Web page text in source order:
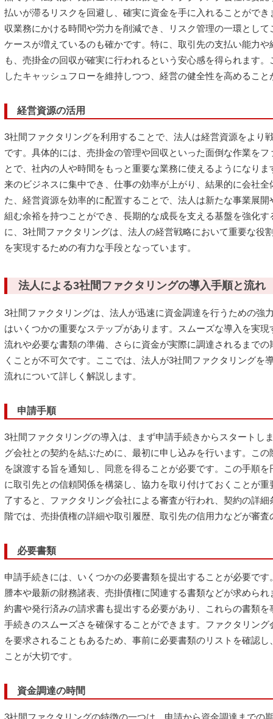
払いが滞るリスクを回避し、確実に資金を手に入れることがで
収業務にかける時間や労力を削減でき、リスク管理の一環とし
ケースが増えているのも確かです。特に、取引先の支払い能力
も、売掛金の回収が確実に行われるという安心感を得られます
したキャッシュフローを維持しつつ、経営の健全性を高めること
経営資源の活用
3社間ファクタリングを利用することで、法人は経営資源をより
です。具体的には、売掛金の管理や回収といった面倒な作業を
とで、社内の人や時間をもっと重要な業務に使えるようになり
来のビジネスに集中でき、仕事の効率が上がり、結果的に会社
た、経営資源を効率的に配置することで、法人は新たな事業展
組む余裕を持つことができ、長期的な成長を支える基盤を強化
に、3社間ファクタリングは、法人の経営戦略において重要な役
を実現するための有力な手段となっています。
法人による3社間ファクタリングの導入手順と流れ
3社間ファクタリングは、法人が迅速に資金調達を行うための強
はいくつかの重要なステップがあります。スムーズな導入を実
流れや必要な書類の準備、さらに資金が実際に調達されるまで
くことが不可欠です。ここでは、法人が3社間ファクタリングを
流れについて詳しく解説します。
申請手順
3社間ファクタリングの導入は、まず申請手続きからスタートし
グ会社との契約を結ぶために、最初に申し込みを行います。こ
を譲渡する旨を通知し、同意を得ることが必要です。この手順
に取引先との信頼関係を構築し、協力を取り付けておくことが
了すると、ファクタリング会社による審査が行われ、契約の詳
階では、売掛債権の詳細や取引履歴、取引先の信用力などが審
必要書類
申請手続きには、いくつかの必要書類を提出することが必要で
謄本や最新の財務諸表、売掛債権に関連する書類などが求めら
約書や発行済みの請求書も提出する必要があり、これらの書類
手続きのスムーズさを確保することができます。ファクタリン
を要求されることもあるため、事前に必要書類のリストを確認
ことが大切です。
資金調達の時間
3社間ファクタリングの特徴の一つは、申請から資金調達までの